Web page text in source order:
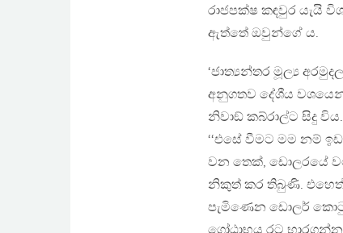
රාජපක්ෂ කඳවුර යැයි
ඇත්තේ ඔවුන්ගේ ය.
‘ජාත්‍යන්තර මූල්‍ය
අනුගතව දේශීය
නිවාඞ් කබ්රාල්ට සිදු
‘‘එසේ වීමට මම නම්
වන තෙක්, ඩොලරයේ
නිකුත් කර තිබුණි.
පැමිණෙන ඩොලර්